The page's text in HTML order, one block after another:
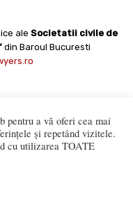
ale Societatii civile de
din Baroul Bucuresti
© Copyright 2008 -
pentru a vă oferi cea mai
și repetând vizitele.
cu utilizarea TOATE